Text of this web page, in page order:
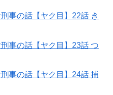
事の話【ヤク目】22話 き
事の話【ヤク目】23話 つ
事の話【ヤク目】24話 捕